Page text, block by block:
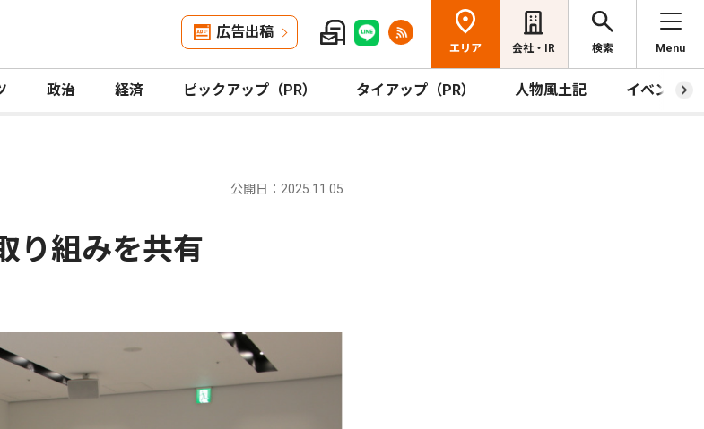
広告出稿
エリア 会社・IR 検索 Menu
政治 経済 ピックアップ（PR） タイアップ（PR） 人物風土記 イベント
公開日：2025.11.05
り組みを共有